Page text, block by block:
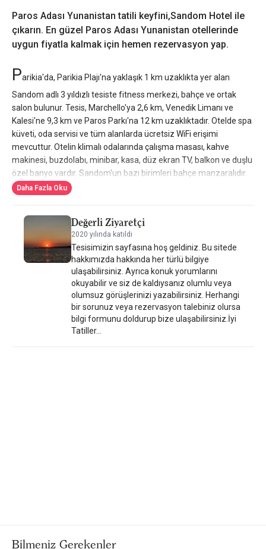
Paros Adası Yunanistan tatili keyfini,Sandom Hotel ile
çıkarın. En güzel Paros Adası Yunanistan otellerinde
uygun fiyatla kalmak için hemen rezervasyon yap.
Parikia'da, Parikia Plajı'na yaklaşık 1 km uzaklıkta yer alan
Sandom adlı 3 yıldızlı tesiste fitness merkezi, bahçe ve ortak
salon bulunur. Tesis, Marchello'ya 2,6 km, Venedik Limanı ve
Kalesi'ne 9,3 km ve Paros Parkı'na 12 km uzaklıktadır. Otelde spa
küveti, oda servisi ve tüm alanlarda ücretsiz WiFi erişimi
mevcuttur. Otelin klimalı odalarında çalışma masası, kahve
makinesi, buzdolabı, minibar, kasa, düz ekran TV, balkon ve duşlu
özel banyo vardır. Sandom'un bazı birimleri bahçe manzaralıdır.
Her odada su ısıtıcısı mevcuttur. Tüm odalarda nevresimler ve
Livadia, Paros Arkeoloji Müzesi ve Ekatontapyliani Kilisesi gibi
popüler cazibe merkezleri bulunmaktadır. En yakın havaalanı
olan Paros Ulusal Havaalanı 10 km mesafededir. Tesis ücretli
havaalanı servisi sunar.
Daha Fazla Oku
Değerli Ziyaretçi
2020 yılında katıldı
Tesisimizin sayfasına hoş geldiniz. Bu sitede
hakkımızda hakkında her türlü bilgiye
ulaşabilirsiniz. Ayrıca konuk yorumlarını
okuyabilir ve siz de kaldıysanız olumlu veya
olumsuz görüşlerinizi yazabilirsiniz. Herhangi
bir sorunuz veya rezervasyon talebiniz olursa
bilgi formunu doldurup bize ulaşabilirsiniz.İyi
Tatiller...
Bilmeniz Gerekenler